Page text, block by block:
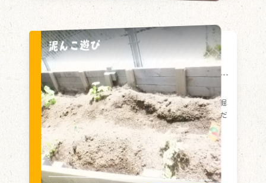
泥んこ遊び
泥んこ遊び
砂場あそびが大人気でお友だちとよく料理した
り、ちっちゃな体でおっきなシャベルをもって穴掘
りをしています。裸足になって泥の感触を楽しんだ
り、元気に遊んでいます